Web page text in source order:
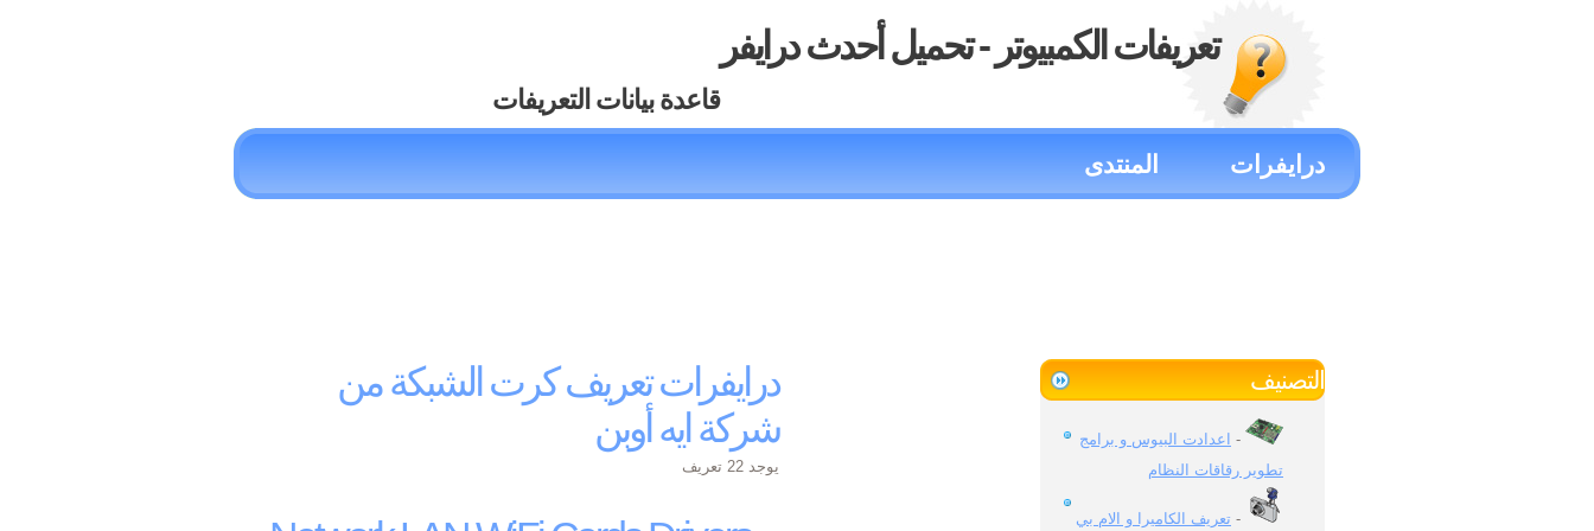
تعريفات الكمبيوتر - تحميل أحدث درايفر
قاعدة بيانات التعريفات
درايفرات المنتدى
درايفرات تعريف كرت الشبكة من
شركة ايه أوبن
يوجد 22 تعريف
التصنيف
- اعدادت البيوس و برامج
تطوير رقاقات النظام
- تعريف الكاميرا و الام بي